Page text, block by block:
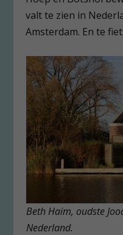
valt te zien in
Amsterdam. En te
Beth Haim, oudste
Nederland.